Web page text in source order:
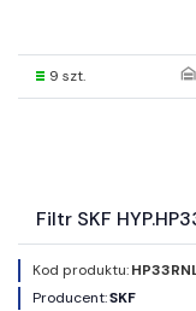
9 szt.
Filtr SKF
Kod produktu:
Producent:SKF